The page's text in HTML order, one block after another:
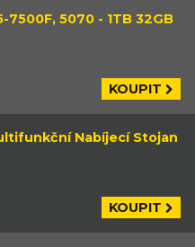
7500F, 5070 - 1TB 32GB
KOUPIT
Nabíjecí Stojan
KOUPIT